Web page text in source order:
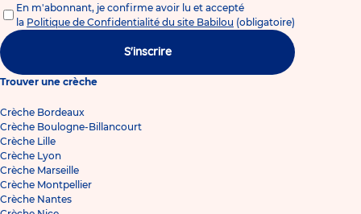
En m'abonnant, je confirme avoir lu et accepté
la Politique de Confidentialité du site Babilou (obligatoire)
S'inscrire
Trouver une crèche
Crèche Bordeaux
Crèche Boulogne-Billancourt
Crèche Lille
Crèche Lyon
Crèche Marseille
Crèche Montpellier
Crèche Nantes